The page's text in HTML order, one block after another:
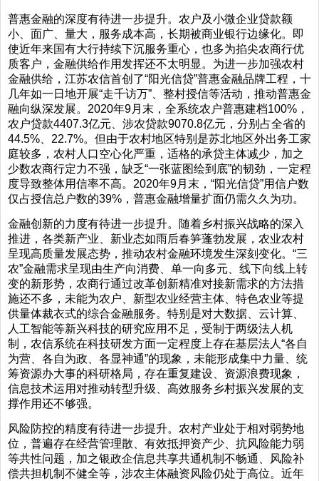
普惠金融的深度有待进一步提升。农户及小微企业贷款额
小、面广、量大，服务成本高，长期被商业银行边缘化。即
使近年来国有大行持续下沉服务重心，也多为掐尖农商行优
质客户，金融供给作用发挥还不太明显。为进一步加强农村
金融供给，江苏农信首创了“阳光信贷”普惠金融品牌工程，十
几年如一日地开展“走千访万”、整村授信等活动，推动普惠金
融向纵深发展。2020年9月末，全系统农户普惠建档100%，
农户贷款4407.3亿元、涉农贷款9070.8亿元，分别占全省的
44.5%、22.7%。但由于农村地区特别是苏北地区外出务工家
庭较多，农村人口空心化严重，适格的承贷主体减少，加之
少数农商行定力不强，缺乏“一张蓝图绘到底”的韧劲，一定程
度导致整体用信率不高。2020年9月末，“阳光信贷”用信户数
仅占授信总户数的39%，普惠金融增量扩面仍需久久为功。
金融创新的力度有待进一步提升。随着乡村振兴战略的深入
推进，各类新产业、新业态如雨后春笋蓬勃发展，农业农村
呈现高质量发展态势，推动农村金融环境发生深刻变化。“三
农”金融需求呈现由生产向消费、单一向多元、线下向线上转
变的新形势，农商行通过改革创新精准对接新需求的方法措
施还不多，未能为农户、新型农业经营主体、特色农业等提
供量体裁衣式的综合金融服务。特别是对大数据、云计算、
人工智能等新兴科技的研究应用不足，受制于两级法人机
制，农信系统在科技研发方面一定程度上存在基层法人“各自
为营、各自为政、各显神通”的现象，未能形成集中力量、统
筹资源办大事的科研格局，存在重复建设、资源浪费现象，
信息技术运用对推动转型升级、高效服务乡村振兴发展的支
撑作用还不够强。
风险防控的精度有待进一步提升。农村产业处于相对弱势地
位，普遍存在经营管理散、有效抵押资产少、抗风险能力弱
等共性问题，加之银政企信息共享共通机制不畅通、风险补
偿共担机制不健全等，涉农主体融资风险仍处于高位。近年